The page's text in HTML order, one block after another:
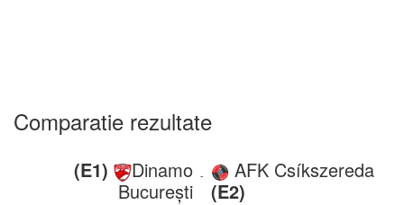
Comparatie rezultate
(E1)
Dinamo
București
-
AFK Csíkszereda
(E2)